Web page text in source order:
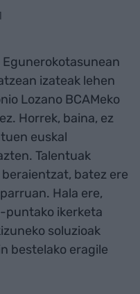
izateak lehen
Lozano BCAMeko
Horrek, baina, ez
euskal
Talentuak
batez ere
Hala ere,
ikerketa
soluzioak
bestelako eragile